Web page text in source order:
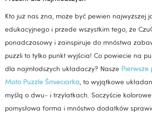
Kto już nas zna, może być pewien najwyższej
edukacyjnego i przede wszystkim tego, że
ponadczasowy i zainspiruje do mnóstwa
puzzli to tylko punkt wyjścia! Co powiecie na
dla najmłodszych układaczy? Nasze Pierwsze
Moto Puzzle Śmieciarka, to wyjątkowe
myślą o dwu- i trzylatkach. Soczyście
pomysłowa forma i mnóstwo dodatków